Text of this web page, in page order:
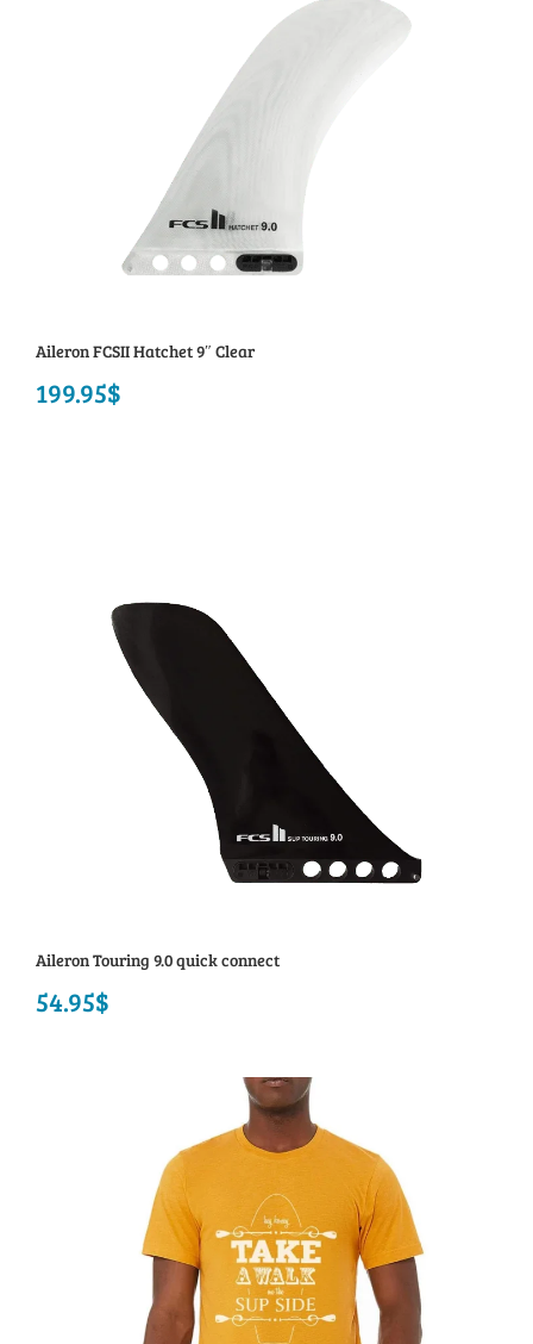
Aileron FCSII Hatchet 9″ Clear
199.95$
Aileron Touring 9.0 quick connect
54.95$